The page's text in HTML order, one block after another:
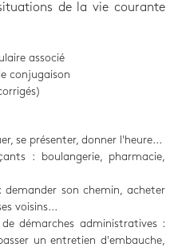
de la vie courante
associé
conjugaison
se présenter, donner l'heure...
: boulangerie, pharmacie,
son chemin, acheter
voisins...
démarches administratives :
un entretien d'embauche,